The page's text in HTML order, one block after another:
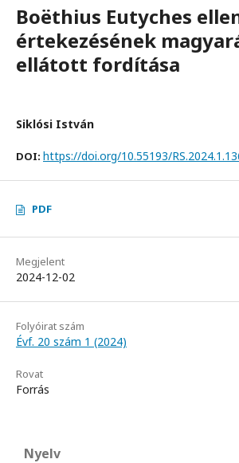
Boëthius Eutyches
értekezésének
ellátott fordítása
Siklósi István
DOI: https://doi.org/10.55193/
PDF
Megjelent
2024-12-02
Folyóirat szám
Évf. 20 szám 1 (2024)
Rovat
Forrás
Nyelv